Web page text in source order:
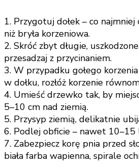
1. Przygotuj dołek – co
niż bryła korzeniowa.
2. Skróć zbyt długie,
przesadzaj z przycinaniem.
3. W przypadku gołego
w dołku, rozłóż korzenie
4. Umieść drzewko tak, by
5–10 cm nad ziemią.
5. Przysyp ziemią, delikatnie
6. Podlej obficie – nawet
7. Zabezpiecz korę pnia przed
biała farba wapienna, spirale